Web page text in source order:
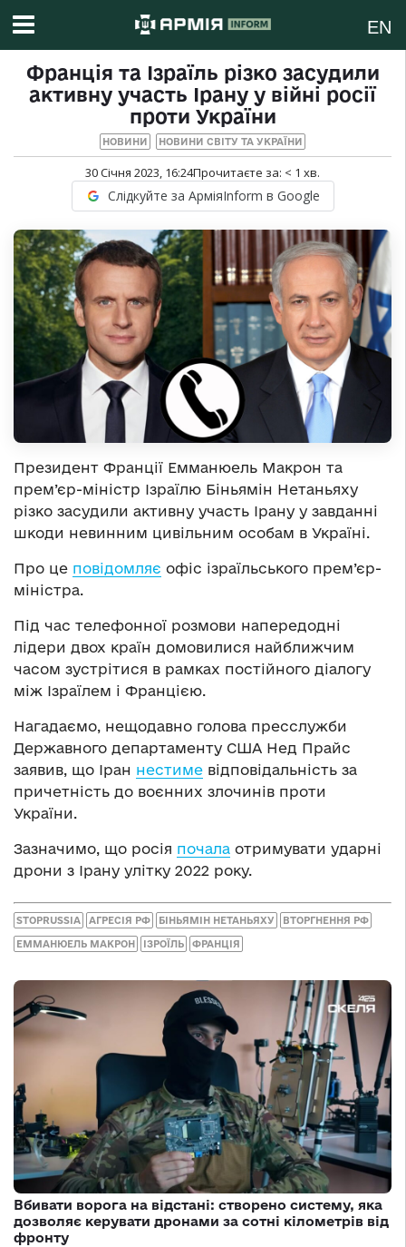
EN
Франція та Ізраїль різко засудили
активну участь Ірану у війні росії
проти України
НОВИНИ НОВИНИ СВІТУ ТА УКРАЇНИ
30 Січня 2023, 16:24Прочитаєте за: < 1 хв.
Слідкуйте за АрміяInform в Google
Президент Франції Емманюель Макрон та
прем’єр-міністр Ізраїлю Біньямін Нетаньяху
різко засудили активну участь Ірану у завданні
шкоди невинним цивільним особам в Україні.
Про це повідомляє офіс ізраїльського прем’єр-
міністра.
Під час телефонної розмови напередодні
лідери двох країн домовилися найближчим
часом зустрітися в рамках постійного діалогу
між Ізраїлем і Францією.
Нагадаємо, нещодавно голова пресслужби
Державного департаменту США Нед Прайс
заявив, що Іран нестиме відповідальність за
причетність до воєнних злочинів проти
України.
Зазначимо, що росія почала отримувати ударні
дрони з Ірану улітку 2022 року.
STOPRUSSIA АГРЕСІЯ РФ БІНЬЯМІН НЕТАНЬЯХУ ВТОРГНЕННЯ РФ
ЕММАНЮЕЛЬ МАКРОН ІЗРОЇЛЬ ФРАНЦІЯ
Вбивати ворога на відстані: створено систему, яка
дозволяє керувати дронами за сотні кілометрів від
фронту